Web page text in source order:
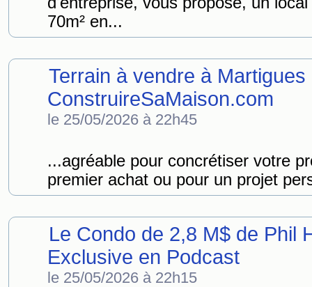
70m² en...
Terrain à vendre à
ConstruireSaMaison.com
le 25/05/2026 à 22h45
...agréable pour concrétiser votre
premier achat ou pour un projet
Le Condo de 2,8 M$ de Phil
Exclusive en Podcast
le 25/05/2026 à 22h15